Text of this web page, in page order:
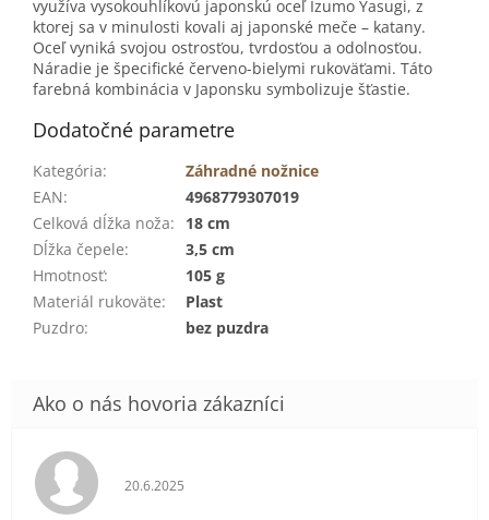
využíva vysokouhlíkovú japonskú oceľ Izumo Yasugi, z
ktorej sa v minulosti kovali aj japonské meče – katany.
Oceľ vyniká svojou ostrosťou, tvrdosťou a odolnosťou.
Náradie je špecifické červeno-bielymi rukoväťami. Táto
farebná kombinácia v Japonsku symbolizuje šťastie.
Dodatočné parametre
Kategória:
Záhradné nožnice
EAN:
4968779307019
Celková dĺžka noža:
18 cm
Dĺžka čepele:
3,5 cm
Hmotnosť:
105 g
Materiál rukoväte:
Plast
Puzdro: bez puzdra
Hodnotenie obchodu je 5 z 5 hviezdičiek.
20.6.2025